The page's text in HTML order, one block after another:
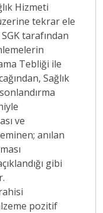
Hizmeti
tekrar ele
tarafından
Tebliği ile
Sağlık
ve
anılan
gibi
pozitif